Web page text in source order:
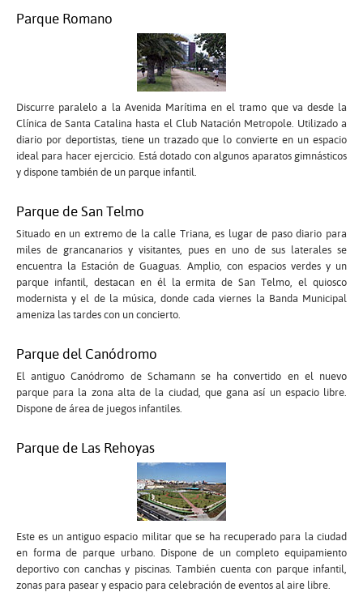
Parque Romano
Discurre paralelo a la Avenida Marítima en el tramo que va desde la
Clínica de Santa Catalina hasta el Club Natación Metropole. Utilizado a
diario por deportistas, tiene un trazado que lo convierte en un espacio
ideal para hacer ejercicio. Está dotado con algunos aparatos gimnásticos
y dispone también de un parque infantil.
Parque de San Telmo
Situado en un extremo de la calle Triana, es lugar de paso diario para
miles de grancanarios y visitantes, pues en uno de sus laterales se
encuentra la Estación de Guaguas. Amplio, con espacios verdes y un
parque infantil, destacan en él la ermita de San Telmo, el quiosco
modernista y el de la música, donde cada viernes la Banda Municipal
ameniza las tardes con un concierto.
Parque del Canódromo
El antiguo Canódromo de Schamann se ha convertido en el nuevo
parque para la zona alta de la ciudad, que gana así un espacio libre.
Dispone de área de juegos infantiles.
Parque de Las Rehoyas
Este es un antiguo espacio militar que se ha recuperado para la ciudad
en forma de parque urbano. Dispone de un completo equipamiento
deportivo con canchas y piscinas. También cuenta con parque infantil,
zonas para pasear y espacio para celebración de eventos al aire libre.